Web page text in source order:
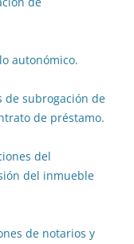
autonómico.
de subrogación de
de préstamo.
del
del inmueble
de notarios y